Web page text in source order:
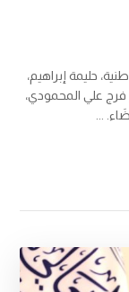
حليمة إبراهيم،
فرج علي المحمودي،
...